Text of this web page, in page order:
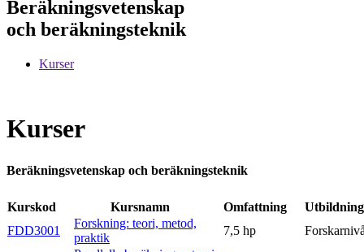
Beräkningsvetenskap
och beräkningsteknik
Kurser
Kurser
Beräkningsvetenskap och beräkningsteknik
Kurskod Kursnamn Omfattning
FDD3001
Forskning: teori, metod,
praktik
7,5 hp